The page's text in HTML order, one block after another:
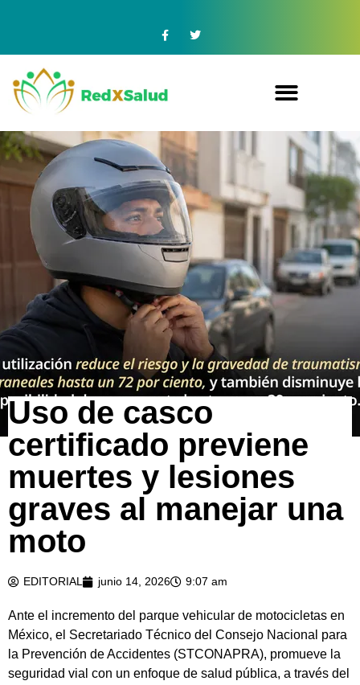
Uso de casco
certificado previene
muertes y lesiones
graves al manejar una
moto
EDITORIAL junio 14, 2026 9:07 am
Ante el incremento del parque vehicular de motocicletas en
México, el Secretariado Técnico del Consejo Nacional para
la Prevención de Accidentes (STCONAPRA), promueve la
seguridad vial con un enfoque de salud pública, a través del